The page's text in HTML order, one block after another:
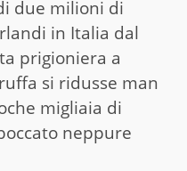
due milioni di
in Italia dal
prigioniera a
si ridusse man
migliaia di
neppure